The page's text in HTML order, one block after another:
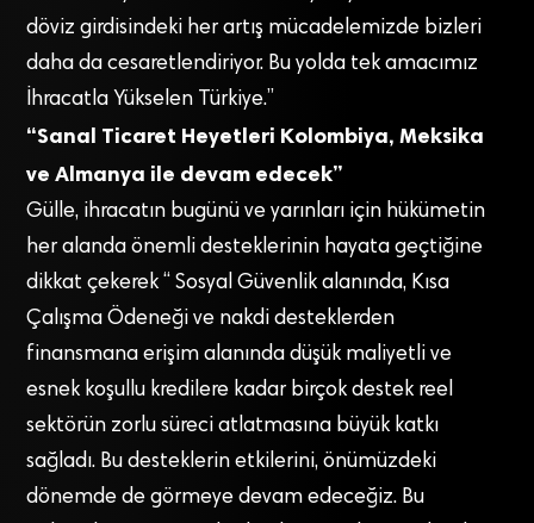
döviz girdisindeki her artış mücadelemizde bizleri
daha da cesaretlendiriyor. Bu yolda tek amacımız
İhracatla Yükselen Türkiye.”
“Sanal Ticaret Heyetleri Kolombiya, Meksika
ve Almanya ile devam edecek”
Gülle, ihracatın bugünü ve yarınları için hükümetin
her alanda önemli desteklerinin hayata geçtiğine
dikkat çekerek “ Sosyal Güvenlik alanında, Kısa
Çalışma Ödeneği ve nakdi desteklerden
finansmana erişim alanında düşük maliyetli ve
esnek koşullu kredilere kadar birçok destek reel
sektörün zorlu süreci atlatmasına büyük katkı
sağladı. Bu desteklerin etkilerini, önümüzdeki
dönemde de görmeye devam edeceğiz. Bu